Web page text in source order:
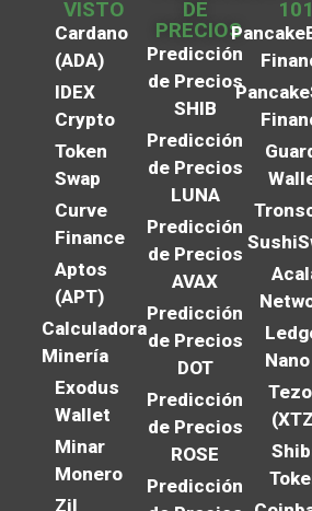
VISTO
Cardano
(ADA)
IDEX
Crypto
Token
Swap
Curve
Finance
Aptos
(APT)
Calculadora
Minería
Exodus
Wallet
Minar
Monero
Zil
DE
PRECIOS
Predicción
de Precios
SHIB
Predicción
de Precios
LUNA
Predicción
de Precios
AVAX
Predicción
de Precios
DOT
Predicción
de Precios
ROSE
Predicción
101